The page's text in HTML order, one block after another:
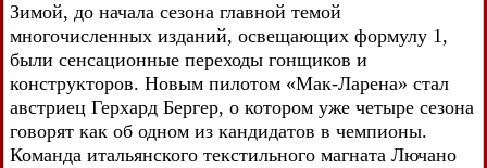
Зимой, до начала сезона главной темой
многочисленных изданий, освещающих формулу 1,
были сенсационные переходы гонщиков и
конструкторов. Новым пилотом «Мак-Ларена» стал
австриец Герхард Бергер, о котором уже четыре сезона
говорят как об одном из кандидатов в чемпионы.
Команда итальянского текстильного магната Лючано